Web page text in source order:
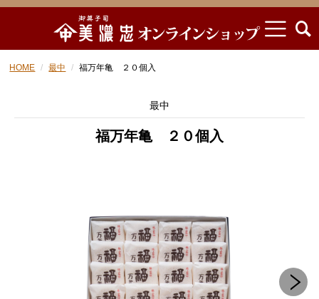
HOME 最中 福万年亀 ２０個入
最中
福万年亀 ２０個入